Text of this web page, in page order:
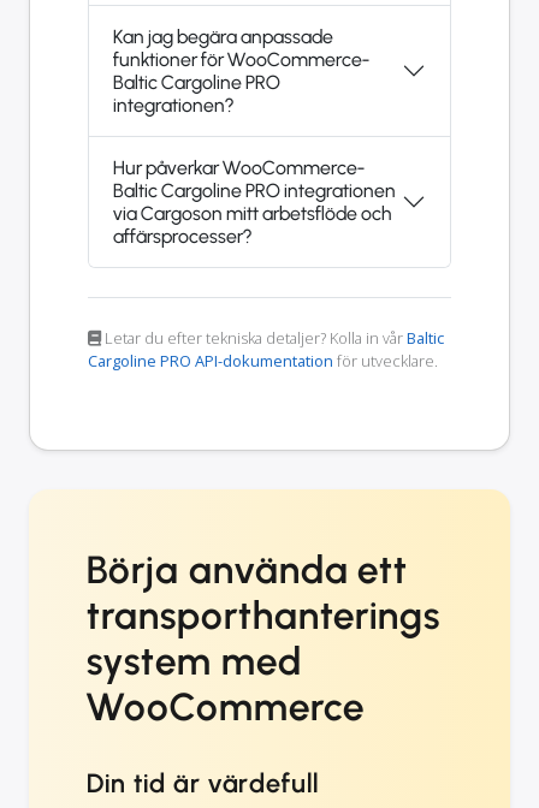
Kan jag begära anpassade
funktioner för WooCommerce-
Baltic Cargoline PRO
integrationen?
Hur påverkar WooCommerce-
Baltic Cargoline PRO integrationen
via Cargoson mitt arbetsflöde och
affärsprocesser?
Letar du efter tekniska detaljer? Kolla in vårBaltic
Cargoline PRO API-dokumentation för utvecklare.
Börja använda ett
transporthanterings
system med
WooCommerce
Din tid är värdefull